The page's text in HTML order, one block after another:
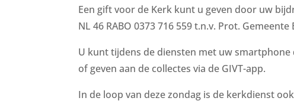
Een gift voor de Kerk kunt u geven door uw
NL 46 RABO 0373 716 559 t.n.v. Prot.
U kunt tijdens de diensten met uw smartphone
of geven aan de collectes via de GIVT-app.
In de loop van deze zondag is de kerkdienst